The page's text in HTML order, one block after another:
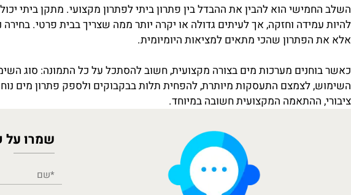
מעקב בהתאם לסוג המערכת. תחזוקה שלא מתבצעת בזמן עלולה לפגוע
מדי עבור סוג המשתמשים.
וחזקה, אך לעיתים גדולה או יקרה יותר ממה שצריך בבית פרטי. בחירה
שהכי מתאים למציאות היומיומית.
לצמצם התעסקות מיותרת, להפחית תלות בבקבוקים ולספק פתרון מים נוח
ההתאמה המקצועית חשובה במיוחד.